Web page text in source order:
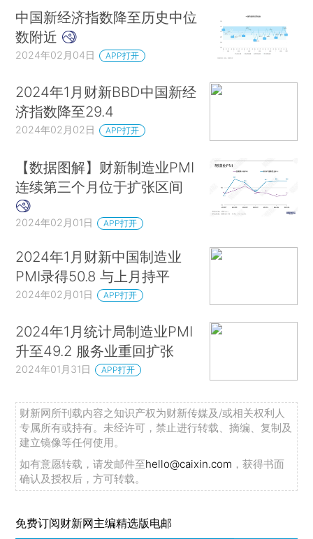
中国新经济指数降至历史中位
数附近
2024年02月04日 APP打开
2024年1月财新BBD中国新经
济指数降至29.4
2024年02月02日 APP打开
【数据图解】财新制造业PMI
连续第三个月位于扩张区间
2024年02月01日 APP打开
2024年1月财新中国制造业
PMI录得50.8 与上月持平
2024年02月01日 APP打开
2024年1月统计局制造业PMI
升至49.2 服务业重回扩张
2024年01月31日 APP打开
财新网所刊载内容之知识产权为财新传媒及/或相关权利人
专属所有或持有。未经许可，禁止进行转载、摘编、复制及
建立镜像等任何使用。
如有意愿转载，请发邮件至hello@caixin.com ，获得书面
确认及授权后，方可转载。
免费订阅财新网主编精选版电邮